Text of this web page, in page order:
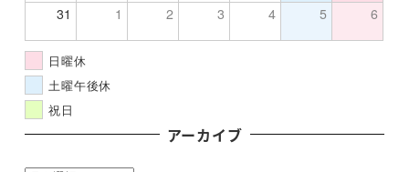
31 1 2 3 4 5 6
日曜休
土曜午後休
祝日
アーカイブ